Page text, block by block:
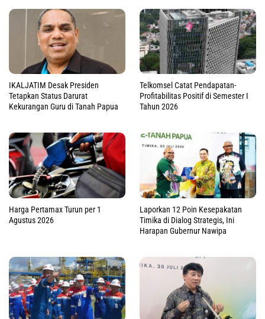
IKALJATIM Desak Presiden
Tetapkan Status Darurat
Kekurangan Guru di Tanah Papua
Telkomsel Catat Pendapatan-
Profitabilitas Positif di Semester I
Tahun 2026
Harga Pertamax Turun per 1
Agustus 2026
Laporkan 12 Poin Kesepakatan
Timika di Dialog Strategis, Ini
Harapan Gubernur Nawipa